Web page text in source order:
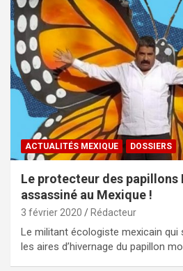
ACTUALITÉS MEXIQUE DOSSIERS
Le protecteur des papillons
assassiné au Mexique !
3 février 2020 Rédacteur
Le militant écologiste mexicain
les aires d’hivernage du papillon